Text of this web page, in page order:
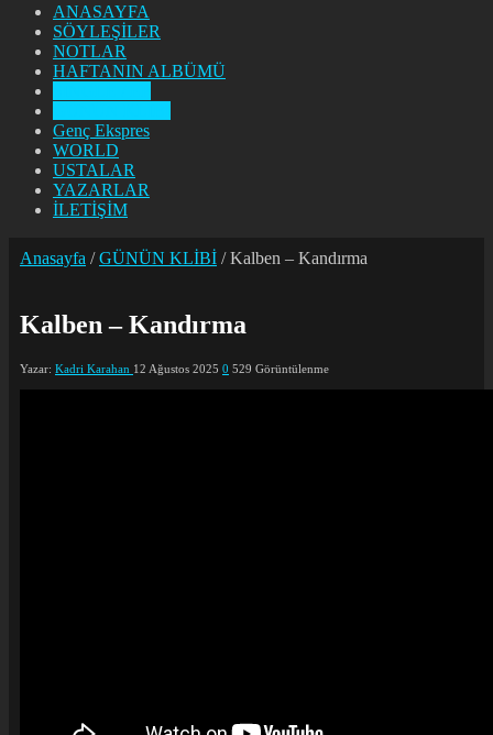
ANASAYFA
SÖYLEŞİLER
NOTLAR
HAFTANIN ALBÜMÜ
Genç Ekspres
WORLD
USTALAR
YAZARLAR
İLETİŞİM
Anasayfa / GÜNÜN KLİBİ / Kalben – Kandırma
Kalben – Kandırma
Yazar: Kadri Karahan 12 Ağustos 2025 0 529 Görüntülenme